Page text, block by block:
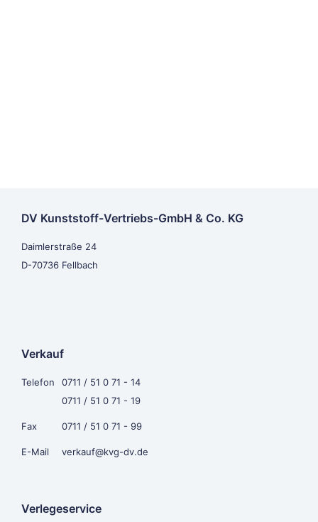
DV Kunststoff-Vertriebs-GmbH & Co. KG
Daimlerstraße 24
D-70736 Fellbach
Verkauf
Telefon
0711 / 51 0 71 - 14
0711 / 51 0 71 - 19
Fax 0711 / 51 0 71 - 99
E-Mail verkauf@kvg-dv.de
Verlegeservice